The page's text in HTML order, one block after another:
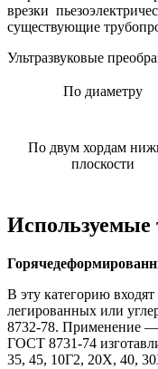
врезки
существующие
Ультразвуковые
По диаметру
По двум хордам
плоскости
Используемые
В эту категорию
легированных или
8732-78. Применение —
ГОСТ 8731-74
35, 45, 10Г2, 20Х,